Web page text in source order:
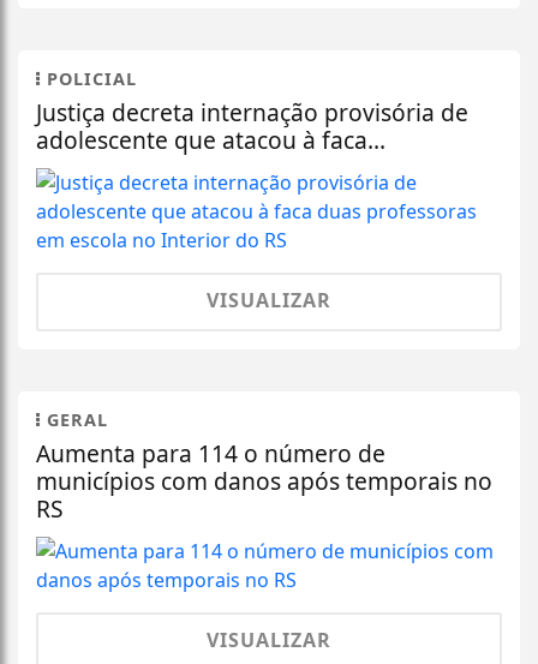
POLICIAL
Justiça decreta internação provisória de
adolescente que atacou à faca...
VISUALIZAR
GERAL
Aumenta para 114 o número de
municípios com danos após temporais no
RS
VISUALIZAR